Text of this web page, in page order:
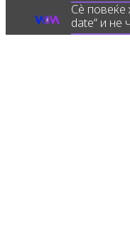
Сè повеќе
date“ и не